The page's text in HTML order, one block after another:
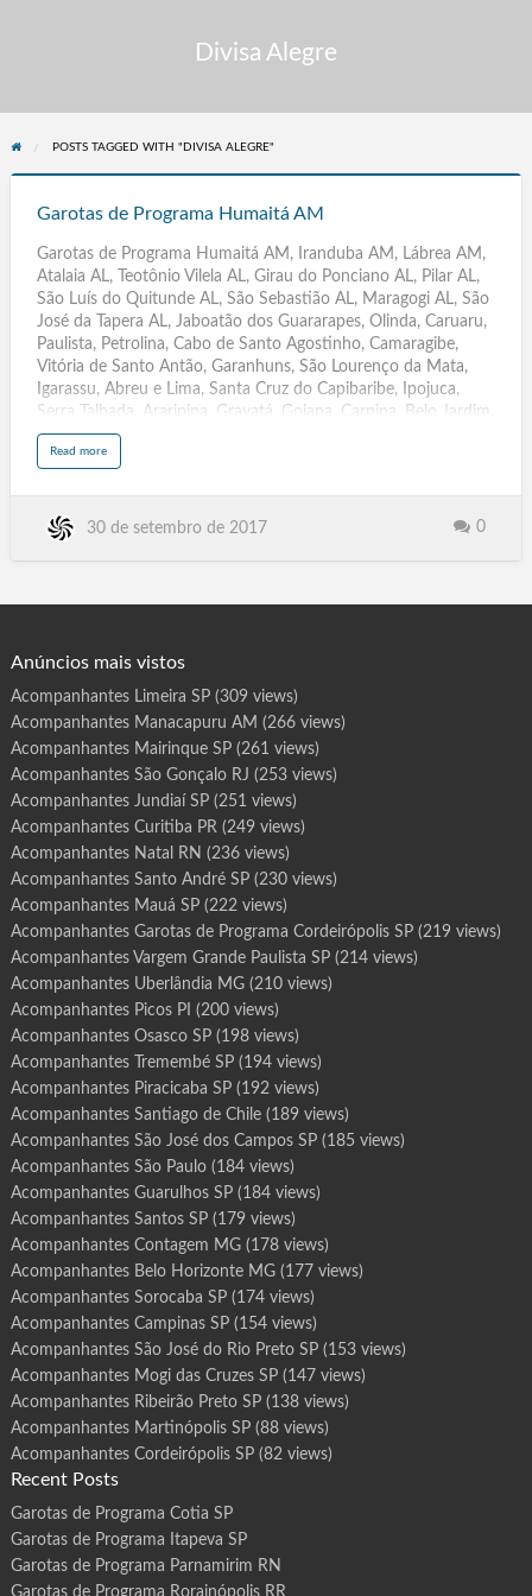
Divisa Alegre
POSTS TAGGED WITH "DIVISA ALEGRE"
Humaitá
Garotas de Programa Humaitá AM
Garotas de Programa Humaitá AM, Iranduba AM, Lábrea AM,
Atalaia AL, Teotônio Vilela AL, Girau do Ponciano AL, Pilar AL,
São Luís do Quitunde AL, São Sebastião AL, Maragogi AL, São
José da Tapera AL, Jaboatão dos Guararapes, Olinda, Caruaru,
Paulista, Petrolina, Cabo de Santo Agostinho, Camaragibe,
Vitória de Santo Antão, Garanhuns, São Lourenço da Mata,
Igarassu, Abreu e Lima, Santa Cruz do Capibaribe, Ipojuca,
Serra Talhada, Araripina, Gravatá, Goiana, Carpina, Belo Jardim,
Arcoverde, Ouricuri, Escada, Pesqueira, Palmares, Surubim,
Bezerros, Moreno, Salgueiro, Limoeiro, São Bento do Una,
Humaitá, AM,Ji-Paraná, Ariquemes, Vilhena, Cacoal, Jaru,
Read morea
t
r
e
r
m
a
u
a
t
á
A
M
30 de setembro de 2017 0
Anúncios mais vistos
Acompanhantes Limeira SP(309 views)
Acompanhantes Manacapuru AM (266 views)
Acompanhantes Mairinque SP(261 views)
Acompanhantes São Gonçalo RJ (253 views)
Acompanhantes Jundiaí SP(251 views)
Acompanhantes Curitiba PR(249 views)
Acompanhantes Natal RN (236 views)
Acompanhantes Santo André SP(230 views)
Acompanhantes Mauá SP(222 views)
Acompanhantes Garotas de Programa Cordeirópolis SP(219 views)
Acompanhantes Vargem Grande Paulista SP(214 views)
Acompanhantes Uberlândia MG(210 views)
Acompanhantes Picos PI (200 views)
Acompanhantes Osasco SP(198 views)
Acompanhantes Tremembé SP(194 views)
Acompanhantes Piracicaba SP(192 views)
Acompanhantes Santiago de Chile(189 views)
Acompanhantes São José dos Campos SP(185 views)
Acompanhantes São Paulo(184 views)
Acompanhantes Guarulhos SP(184 views)
Acompanhantes Santos SP(179 views)
Acompanhantes Contagem MG(178 views)
Acompanhantes Belo Horizonte MG(177 views)
Acompanhantes Sorocaba SP(174 views)
Acompanhantes Campinas SP(154 views)
Acompanhantes São José do Rio Preto SP(153 views)
Acompanhantes Mogi das Cruzes SP(147 views)
Acompanhantes Ribeirão Preto SP(138 views)
Acompanhantes Martinópolis SP(88 views)
Acompanhantes Cordeirópolis SP(82 views)
Recent Posts
Garotas de Programa Cotia SP
Garotas de Programa Itapeva SP
Garotas de Programa Parnamirim RN